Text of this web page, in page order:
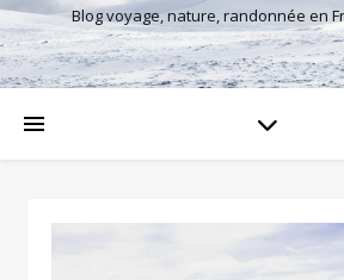
Blog voyage, nature, randonnée en